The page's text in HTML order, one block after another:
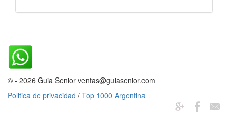
© - 2026 Guia Senior ventas@guiasenior.com
Politica de privacidad / Top 1000 Argentina